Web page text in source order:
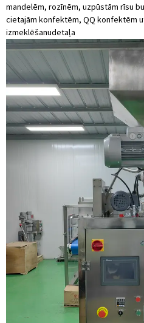
mandelēm, rozīnēm, uzpūstām rīsu
cietajām konfektēm, QQ konfektēm
izmeklēšanudetaļa